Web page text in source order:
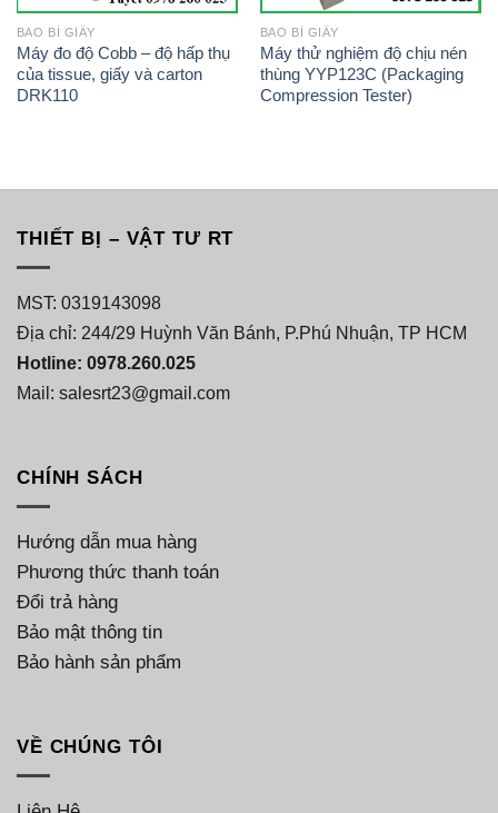
BAO BÌ GIẤY
Máy đo độ Cobb – độ hấp thụ
của tissue, giấy và carton
DRK110
BAO BÌ GIẤY
Máy thử nghiệm độ chịu nén
thùng YYP123C (Packaging
Compression Tester)
THIẾT BỊ – VẬT TƯ RT
MST: 0319143098
Địa chỉ: 244/29 Huỳnh Văn Bánh, P.Phú Nhuận, TP HCM
Hotline: 0978.260.025
Mail: salesrt23@gmail.com
CHÍNH SÁCH
Hướng dẫn mua hàng
Phương thức thanh toán
Đổi trả hàng
Bảo mật thông tin
Bảo hành sản phẩm
VỀ CHÚNG TÔI